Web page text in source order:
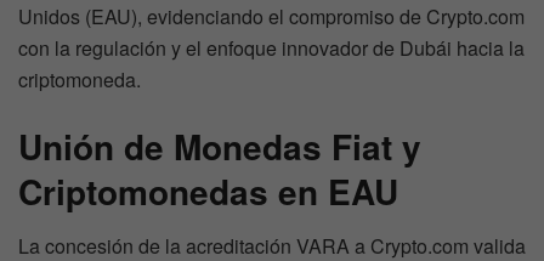
Unidos (EAU), evidenciando el compromiso de Crypto.com
con la regulación y el enfoque innovador de Dubái hacia la
criptomoneda.
Unión de Monedas Fiat y
Criptomonedas en EAU
La concesión de la acreditación VARA a Crypto.com valida